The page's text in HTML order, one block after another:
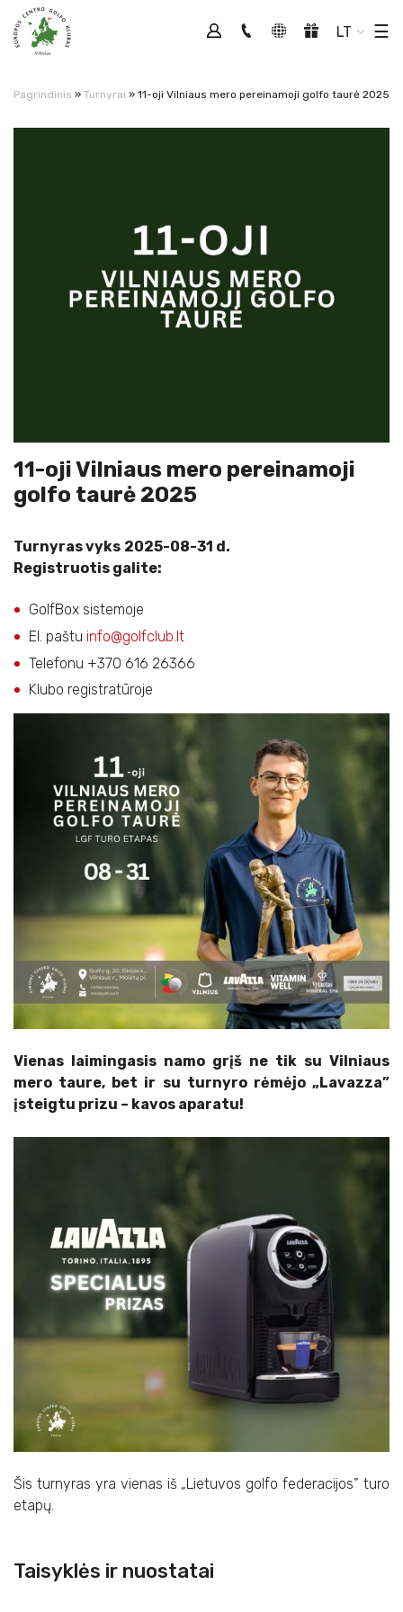
LT ☰
Pagrindinis » Turnyrai » 11-oji Vilniaus mero pereinamoji golfo taurė 2025
11-oji Vilniaus mero pereinamoji
golfo taurė 2025
Turnyras vyks 2025-08-31 d.
Registruotis galite:
GolfBox sistemoje
El. paštu info@golfclub.lt
Telefonu +370 616 26366
Klubo registratūroje
Vienas laimingasis namo grįš ne tik su Vilniaus
mero taure, bet ir su turnyro rėmėjo „Lavazza”
įsteigtu prizu – kavos aparatu!
Šis turnyras yra vienas iš „Lietuvos golfo federacijos” turo
etapų.
Taisyklės ir nuostatai